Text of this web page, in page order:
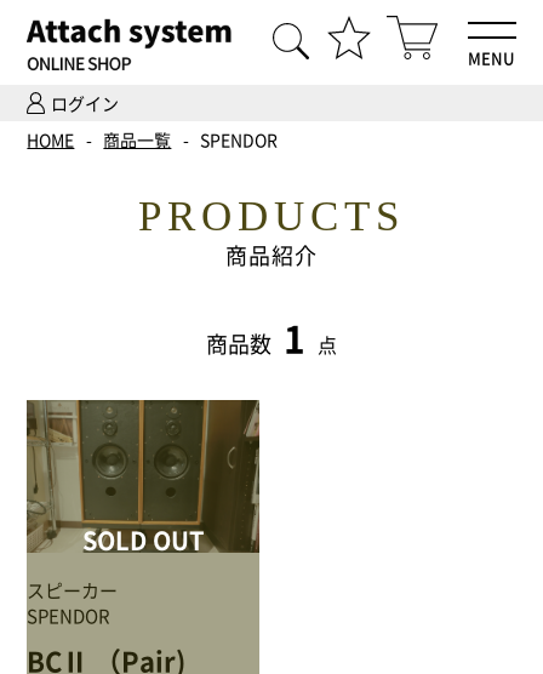
ログイン
MENU
HOME
Hi-Fiオーディオ試聴
ご依頼までの流れ
会社案内
NEWS
Attach system公式サイト
HOME 商品一覧 SPENDOR
PRODUCTS
商品紹介
商品数 1 点
スピーカー
SPENDOR
BCⅡ （Pair)
SOLD OUT